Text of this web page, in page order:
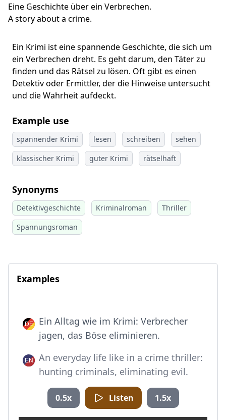
Eine Geschichte über ein Verbrechen.
A story about a crime.
Ein Krimi ist eine spannende Geschichte, die sich um
ein Verbrechen dreht. Es geht darum, den Täter zu
finden und das Rätsel zu lösen. Oft gibt es einen
Detektiv oder Ermittler, der die Hinweise untersucht
und die Wahrheit aufdeckt.
Example use
spannender Krimi lesen schreiben
sehen
klassischer Krimi
guter Krimi rätselhaft
Synonyms
Detektivgeschichte Kriminalroman
Thriller
Spannungsroman
Examples
Ein Alltag wie im Krimi: Verbrecher
jagen, das Böse eliminieren.
An everyday life like in a crime thriller:
hunting criminals, eliminating evil.
0.5x Listen 1.5x